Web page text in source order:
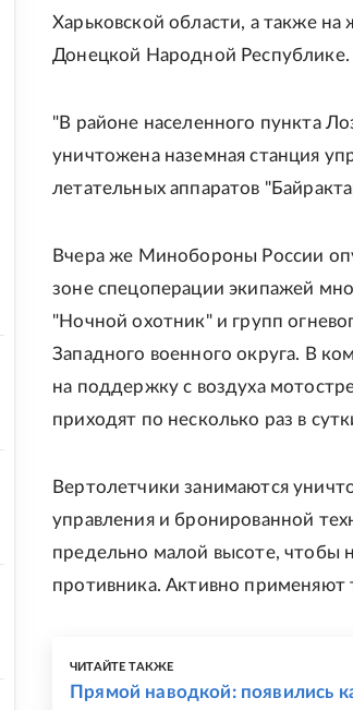
Харьковской области, а также
Донецкой Народной Республике.
"В районе населенного пункта
уничтожена наземная станция
летательных аппаратов
Вчера же Минобороны России
зоне спецоперации экипажей
"Ночной охотник" и групп
Западного военного округа. В
на поддержку с воздуха
приходят по несколько раз в
Вертолетчики занимаются
управления и бронированной
предельно малой высоте, чтобы
противника. Активно применяют
ЧИТАЙТЕ ТАКЖЕ
Прямой наводкой: появились